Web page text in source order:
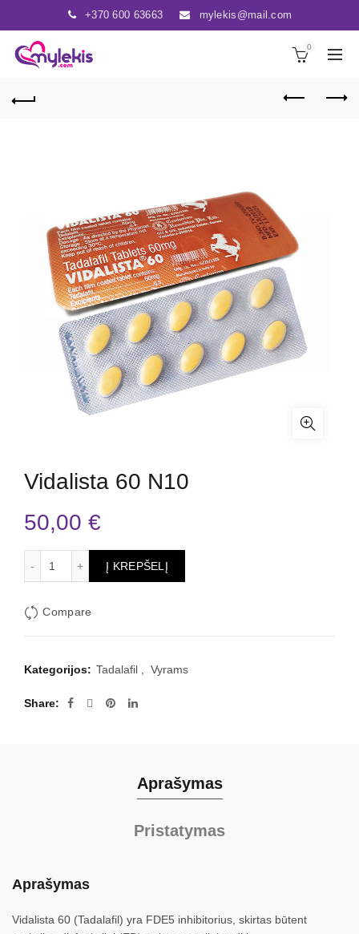
+370 600 63663 mylekis@mail.com
0
Vidalista 60 N10
50,00 €
produkto kiekis: Vidalista 60 N10
Į KREPŠELĮ
Compare
Kategorijos: Tadalafil Vyrams
Share
Aprašymas
Pristatymas
Aprašymas
Vidalista 60 (Tadalafil) yra FDE5 inhibitorius, skirtas būtent